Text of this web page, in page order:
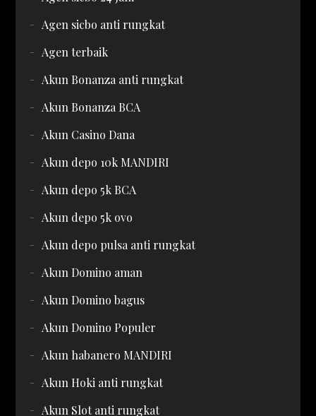
Agen sicbo anti rungkat
Agen terbaik
Akun Bonanza anti rungkat
Akun Bonanza BCA
Akun Casino Dana
Akun depo 10k MANDIRI
Akun depo 5k BCA
Akun depo 5k ovo
Akun depo pulsa anti rungkat
Akun Domino aman
Akun Domino bagus
Akun Domino Populer
Akun habanero MANDIRI
Akun Hoki anti rungkat
Akun Slot anti rungkat